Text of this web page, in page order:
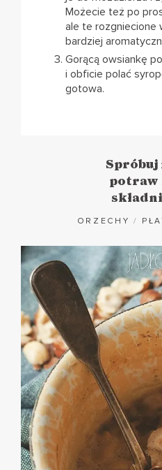
Możecie też po
ale te rozgniecione
bardziej
Gorącą owsiankę
i obficie polać
gotowa.
Spróbuj
potraw
ORZECHY /